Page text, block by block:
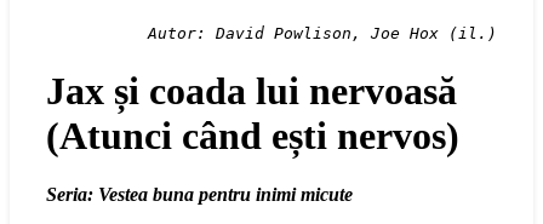
Autor: David Powlison, Joe Hox (il.)
Jax și coada lui nervoasă
(Atunci când ești nervos)
Seria: Vestea buna pentru inimi micute